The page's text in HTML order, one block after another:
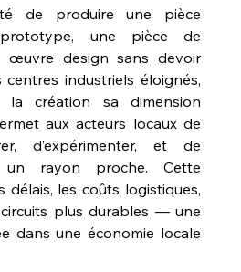
de produire une pièce
prototype, une pièce de
œuvre design sans devoir
industriels éloignés,
la création sa dimension
aux acteurs locaux de
d’expérimenter, et de
un rayon proche. Cette
délais, les coûts logistiques,
plus durables — une
dans une économie locale